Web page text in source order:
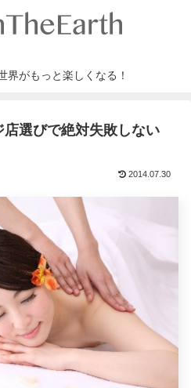
界がもっと楽しくなる！
選びで絶対失敗しない
2014.07.30